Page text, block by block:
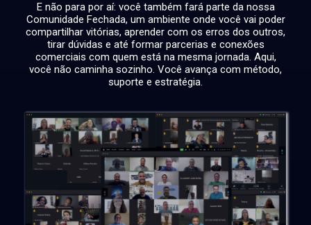
E não para por aí: você também fará parte da nossa
Comunidade Fechada, um ambiente onde você vai poder
compartilhar vitórias, aprender com os erros dos outros,
tirar dúvidas e até formar parcerias e conexões
comerciais com quem está na mesma jornada. Aqui,
você não caminha sozinho. Você avança com método,
suporte e estratégia.